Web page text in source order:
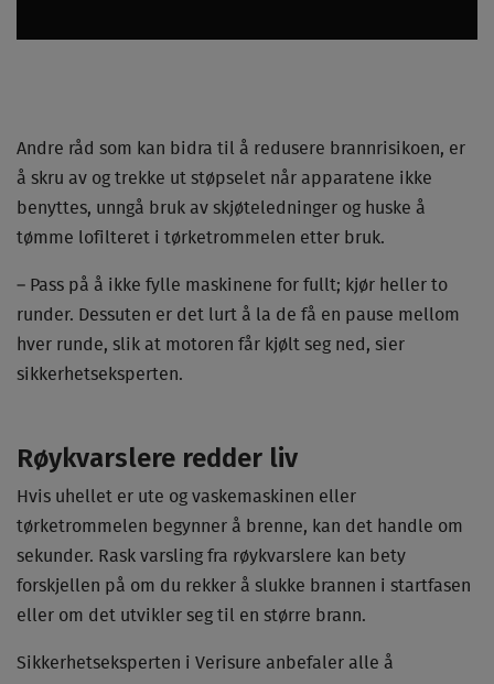
Andre råd som kan bidra til å redusere brannrisikoen, er
å skru av og trekke ut støpselet når apparatene ikke
benyttes, unngå bruk av skjøteledninger og huske å
tømme lofilteret i tørketrommelen etter bruk.
– Pass på å ikke fylle maskinene for fullt; kjør heller to
runder. Dessuten er det lurt å la de få en pause mellom
hver runde, slik at motoren får kjølt seg ned, sier
sikkerhetseksperten.
Røykvarslere redder liv
Hvis uhellet er ute og vaskemaskinen eller
tørketrommelen begynner å brenne, kan det handle om
sekunder. Rask varsling fra røykvarslere kan bety
forskjellen på om du rekker å slukke brannen i startfasen
eller om det utvikler seg til en større brann.
Sikkerhetseksperten i Verisure anbefaler alle å